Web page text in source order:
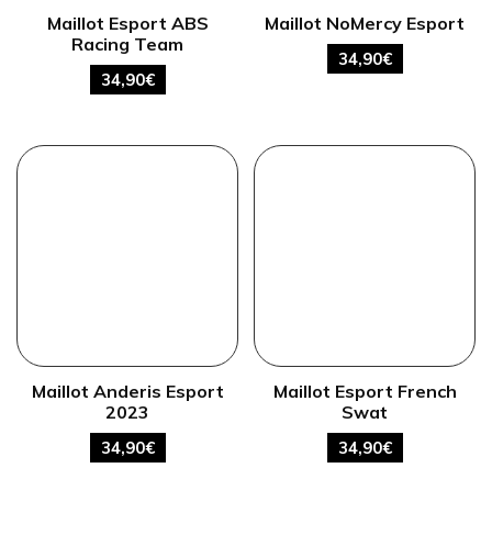
Maillot Esport ABS
Racing Team
34,90€
Maillot NoMercy Esport
34,90€
Maillot Anderis Esport
2023
34,90€
Maillot Esport French
Swat
34,90€